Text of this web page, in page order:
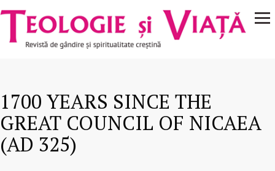
Mergi la conţinutul principal
Navigare
principală
1700 YEARS SINCE THE
GREAT COUNCIL OF NICAEA
(AD 325)